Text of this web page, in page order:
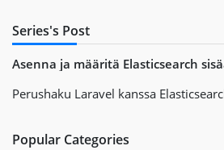
Series's Post
Asenna ja määritä Elasticsearch
Perushaku Laravel kanssa
Popular Categories